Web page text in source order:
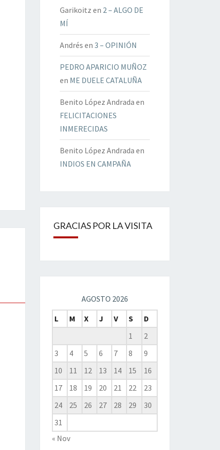
Garikoitz en 2 – ALGO DE
MÍ
Andrés en 3 – OPINIÓN
PEDRO APARICIO MUÑOZ
en ME DUELE CATALUÑA
Benito López Andrada en
FELICITACIONES
INMERECIDAS
Benito López Andrada en
INDIOS EN CAMPAÑA
GRACIAS POR LA VISITA
AGOSTO 2026
L
M X J V S
D
1
2
3
4 5 6 7 8
9
10
11 12 13 14 15
16
17
18 19 20 21 22
23
24
25 26 27 28 29
30
31
« Nov